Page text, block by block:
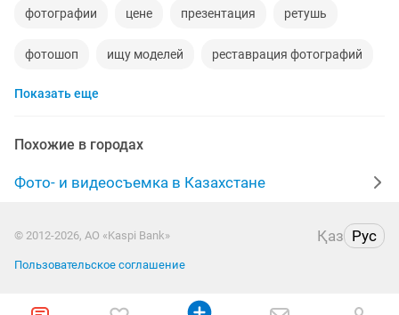
фотографии цене презентация ретушь
фотошоп ищу моделей реставрация фотографий
фильмы
фото видео видео шоу фотограф видеограф
мобилограф видео
Показать еще
Похожие в городах
Фото- и видеосъемка в Казахстане
© 2012-2026, АО «Kaspi Bank» Қаз Рус
Пользовательское соглашение